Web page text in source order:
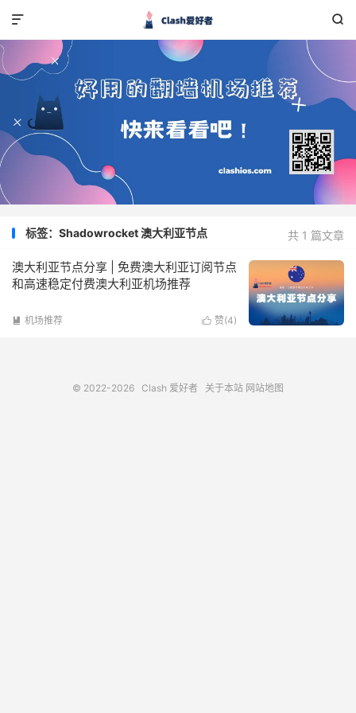


共 1 篇文章
标签：Shadowrocket 澳大利亚节点
澳大利亚节点分享 | 免费澳大利亚订阅节点
和高速稳定付费澳大利亚机场推荐
 赞(4)
 机场推荐
© 2022-2026 Clash 爱好者 关于本站 网站地图